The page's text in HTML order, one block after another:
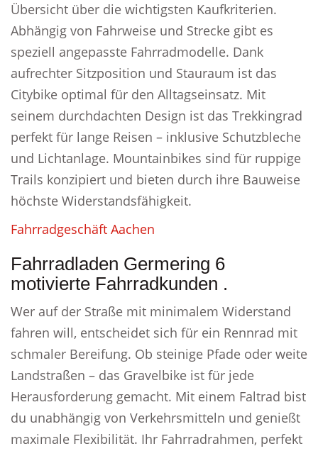
Übersicht über die wichtigsten Kaufkriterien.
Abhängig von Fahrweise und Strecke gibt es
speziell angepasste Fahrradmodelle. Dank
aufrechter Sitzposition und Stauraum ist das
Citybike optimal für den Alltagseinsatz. Mit
seinem durchdachten Design ist das Trekkingrad
perfekt für lange Reisen – inklusive Schutzbleche
und Lichtanlage. Mountainbikes sind für ruppige
Trails konzipiert und bieten durch ihre Bauweise
höchste Widerstandsfähigkeit.
Fahrradgeschäft Aachen
Fahrradladen Germering 6
motivierte Fahrradkunden .
Wer auf der Straße mit minimalem Widerstand
fahren will, entscheidet sich für ein Rennrad mit
schmaler Bereifung. Ob steinige Pfade oder weite
Landstraßen – das Gravelbike ist für jede
Herausforderung gemacht. Mit einem Faltrad bist
du unabhängig von Verkehrsmitteln und genießt
maximale Flexibilität. Ihr Fahrradrahmen, perfekt